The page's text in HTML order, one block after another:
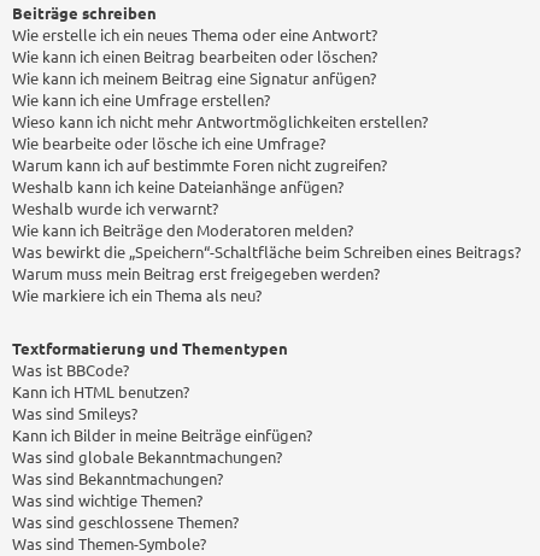
Beiträge schreiben
Wie erstelle ich ein neues Thema oder eine Antwort?
Wie kann ich einen Beitrag bearbeiten oder löschen?
Wie kann ich meinem Beitrag eine Signatur anfügen?
Wie kann ich eine Umfrage erstellen?
Wieso kann ich nicht mehr Antwortmöglichkeiten erstellen?
Wie bearbeite oder lösche ich eine Umfrage?
Warum kann ich auf bestimmte Foren nicht zugreifen?
Weshalb kann ich keine Dateianhänge anfügen?
Weshalb wurde ich verwarnt?
Wie kann ich Beiträge den Moderatoren melden?
Was bewirkt die „Speichern“-Schaltfläche beim Schreiben eines Beitrags?
Warum muss mein Beitrag erst freigegeben werden?
Wie markiere ich ein Thema als neu?
Textformatierung und Thementypen
Was ist BBCode?
Kann ich HTML benutzen?
Was sind Smileys?
Kann ich Bilder in meine Beiträge einfügen?
Was sind globale Bekanntmachungen?
Was sind Bekanntmachungen?
Was sind wichtige Themen?
Was sind geschlossene Themen?
Was sind Themen-Symbole?